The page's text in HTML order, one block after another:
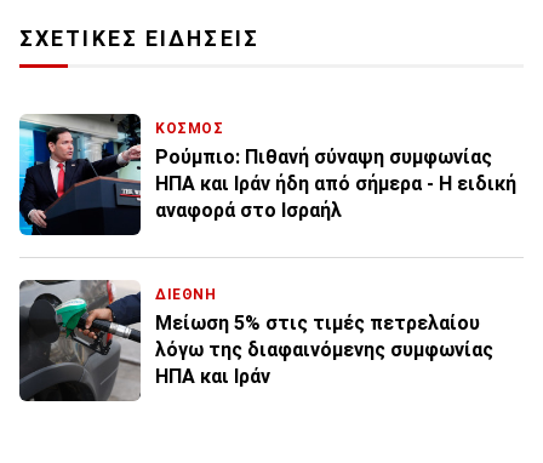
ΣΧΕΤΙΚΕΣ ΕΙΔΗΣΕΙΣ
ΚΟΣΜΟΣ
Ρούμπιο: Πιθανή σύναψη συμφωνίας
ΗΠΑ και Ιράν ήδη από σήμερα - Η ειδική
αναφορά στο Ισραήλ
ΔΙΕΘΝΗ
Μείωση 5% στις τιμές πετρελαίου
λόγω της διαφαινόμενης συμφωνίας
ΗΠΑ και Ιράν